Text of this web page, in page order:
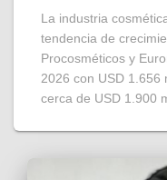
La industria
tendencia de
Procosméticos y
2026 con USD 1.656
cerca de USD 1.900